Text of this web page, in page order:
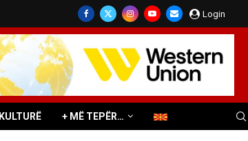
Login
KULTURË + MË TEPËR…